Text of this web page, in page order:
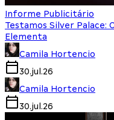
Informe Publicitário
Testamos Silver Palace:
Elementa
Camila Hortencio
30.jul.26
Camila Hortencio
30.jul.26